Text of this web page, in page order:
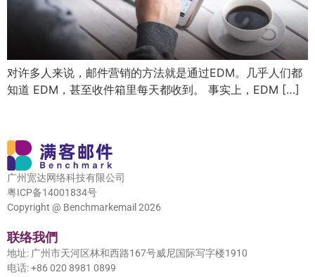
对许多人来说，邮件营销的方法就是通过EDM。几乎人们都
知道 EDM，甚至收件箱里每天都收到。 事实上，EDM […]
广州宽达网络科技有限公司
粤ICP备14001834号
Copyright @ Benchmarkemail 2026
联络我們
地址: 广州市天河区林和西路167号威尼国际写字楼1910
电话: +86 020 8981 0899